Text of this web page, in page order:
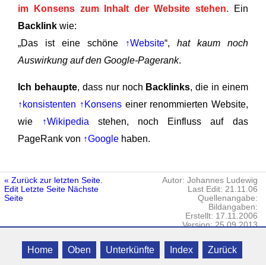
im Konsens zum Inhalt der Website stehen.Ein
Backlink wie:
„Das ist eine schöne
↑Website“, hat kaum noch
Auswirkung auf den Google-Pagerank.
Ich behaupte, dass nur noch Backlinks, die in einem
↑konsistenten ↑Konsenseiner renommierten Website,
wie
↑Wikipedia stehen, noch Einfluss auf das
PageRank von ↑Google haben.
« Zurück zur letzten Seite.
Edit Letzte Seite Nächste
Seite
Autor: Johannes Ludewig
Last Edit: 21.11.06
Quellenangabe:
Bildangaben:
Erstellt: 17.11.2006
Version: 25.09.2013
Killikus® Norddeutsche Zimmerbörse Datenschutz· © 2006 - 2023 Killikus®
Nature UG · Alle Rechte vorbehalten.
Home Oben Unterkünfte Index Zurück